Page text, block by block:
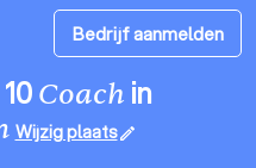
Bedrijf aanmelden
Coach in
Wijzig plaatsedit